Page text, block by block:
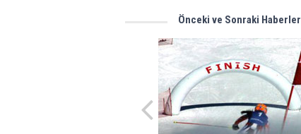
Önceki ve Sonraki Haberler